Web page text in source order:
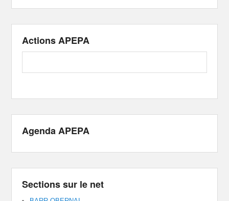
Actions APEPA
Agenda APEPA
Sections sur le net